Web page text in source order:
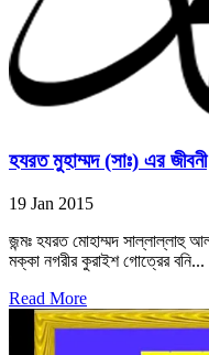
হযরত মুহাম্মদ (সাঃ) এর জীবনী
19 Jan 2015
জন্মঃ হযরত মোহাম্মদ সাল্লাল্লাহু
মক্কা নগরীর কুরাইশ গোত্রের বনি...
Read More